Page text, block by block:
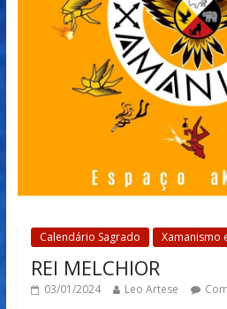
Calendário Sagrado Xamanismo
REI MELCHIOR
03/01/2024 Leo Artese